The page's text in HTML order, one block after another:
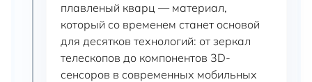
плавленый кварц — материал,
который со временем станет основой
для десятков технологий: от зеркал
телескопов до компонентов 3D-
сенсоров в современных мобильных